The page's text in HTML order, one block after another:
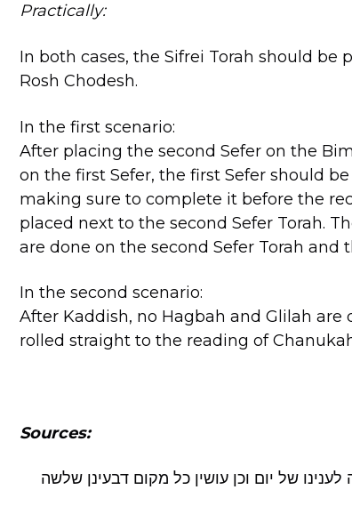
Practically:
In both cases, the Sifrei Torah should
Rosh Chodesh.
In the first scenario:
After placing the second Sefer on the
on the first Sefer, the first Sefer should
making sure to complete it before the
placed next to the second Sefer Torah.
are done on the second Sefer Torah
In the second scenario:
After Kaddish, no Hagbah and Glilah are
rolled straight to the reading of
Sources:
של יום וכן עושין כל מקום דבעינן שלשה